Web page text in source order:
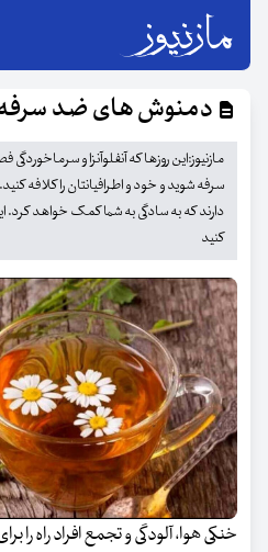
دمنوش های ضد سرفه +
مازنیوز:این روزها که آنفلوآنزا و
سرفه شوید و خود و اطرافیانتان را کلافه
دارند که به سادگی به شما کمک خواهد کرد.
کنید
خنکی هوا، آلودگی و تجمع افراد راه